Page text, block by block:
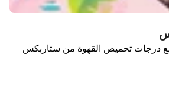
درجات تحميص القهوة من ستاربكس